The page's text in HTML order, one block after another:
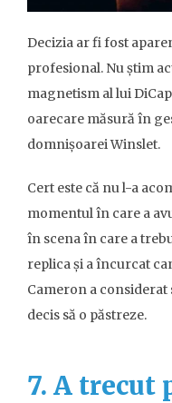
Decizia ar fi fost
profesional. Nu știm
magnetism al lui
oarecare măsură în
domnișoarei Winslet.
Cert este că nu l-a
momentul în care a
în scena în care a
replica și a încurcat
Cameron a
decis să o păstreze.
7. A